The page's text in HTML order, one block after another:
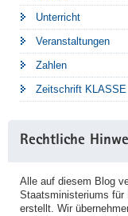
Unterricht
Veranstaltungen
Zahlen
Zeitschrift KLASSE
Rechtliche
Alle auf diesem Blog
Staatsministeriums für
erstellt. Wir